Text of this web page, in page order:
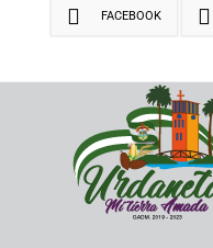
FACEBOOK